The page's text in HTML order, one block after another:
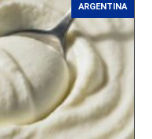
ARGENTINA